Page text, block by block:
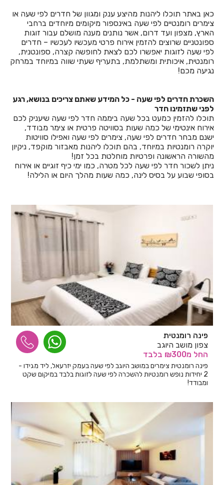
כאן באתר תוכלו ליהנות מהיצע ענק ומגוון של חדרים לפי שעה או
צימרים רומנטיים לפי שעה באינספור מיקומים מיוחדים ברחבי
הארץ, מצפון ועד דרום, אשר נותנים מענה מושלם עבור זוגות
ספונטניים שרוצים להזמין אירוח פרטי מעכשיו לעכשיו – חדרים
לפי שעה לזוגות יאפשרו לכם לצאת לחופשה קצרה, ספונטנית,
רומנטית, איכותית ומשתלמת, בתעריף שעתי שווה במיוחד במרחק
נגיעה מכם!
השכרת חדרים לפי שעה - כל המידע שאתם צריכים בנושא, רגע
לפני שתזמינו חדר
תוכלו להזמין כמעט בכל שעה ביממה חדר לפי שעה שיעניק לכם
אירוח אינטימי של כמה שעות בסוויטה פרטית או צימר מבודד,
ישנם מבחר חדרים לפי שעה, צימרים לפי שעה ואפילו סוויטות
יוקרה רומנטיות במיוחד, בהם תוכלו ליהנות מאבזור מוקפד, ניקיון
מהשורה הראשונה ופרטיות מוחלטת בכל זמן!
ניתן לשכור חדר לפי שעה לכל מטרה, כמו ימי כיף זוגיים או אירוח
בסופי שבוע על בסיס לינה, כמה שעות מהלך היום או הלילה!
פינה רומנטית
צפון מושב היוגב
החל מ₪300 בלבד
פינה רומנטית צימרים במושב היוגב לפי שעה בעמק יזרעאל, ליד מגידו -
2 יחידות נופש רומנטיות להשכרה לפי שעה לזוגות בלבד במיקום שקט
ומבודד!